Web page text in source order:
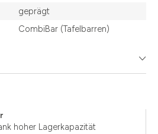
geprägt
CombiBar (Tafelbarren)
hoher Lagerkapazität